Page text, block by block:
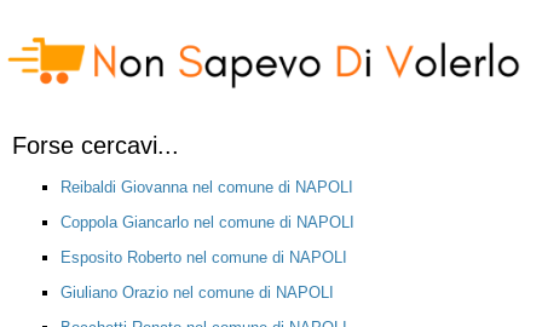
Forse cercavi...
Reibaldi Giovanna nel comune di NAPOLI
Coppola Giancarlo nel comune di NAPOLI
Esposito Roberto nel comune di NAPOLI
Giuliano Orazio nel comune di NAPOLI